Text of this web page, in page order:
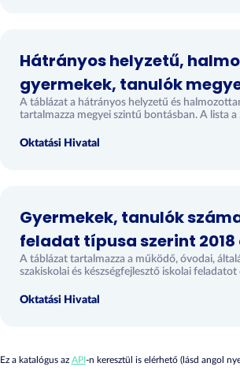
Hátrányos helyzetű,
gyermekek, tanulók
A táblázat a hátrányos helyzetű és
tartalmazza megyei szintű bontásban. A lista
Oktatási Hivatal
Gyermekek, tanulók
feladat típusa szerint
A táblázat tartalmazza a működő, óvodai,
szakiskolai és készségfejlesztő iskolai feladatot
Oktatási Hivatal
Ez a katalógus az API-n keresztül is elérhető (lásd angol